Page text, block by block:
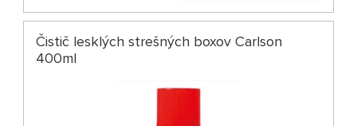
Čistič lesklých strešných boxov Carlson
400ml